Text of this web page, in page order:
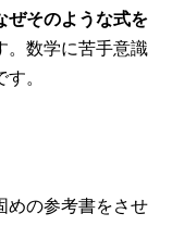
ぜそのような式を
。数学に苦手意識
。
めの参考書をさせ